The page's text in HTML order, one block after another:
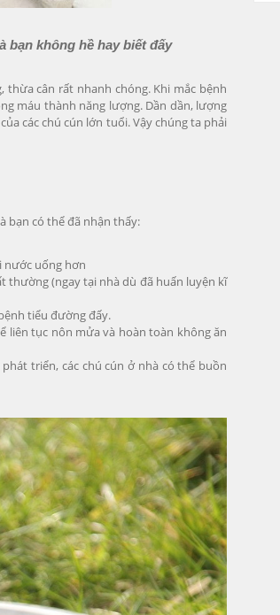
bạn không hề hay biết đấy
cân rất nhanh chóng. Khi mắc bệnh
máu thành năng lượng. Dần dần, lượng
các chú cún lớn tuổi. Vậy chúng ta phải
bạn có thể đã nhận thấy:
nước uống hơn
thường (ngay tại nhà dù đã huấn luyện kĩ
tiểu đường đấy.
liên tục nôn mửa và hoàn toàn không ăn
triển, các chú cún ở nhà có thể buồn